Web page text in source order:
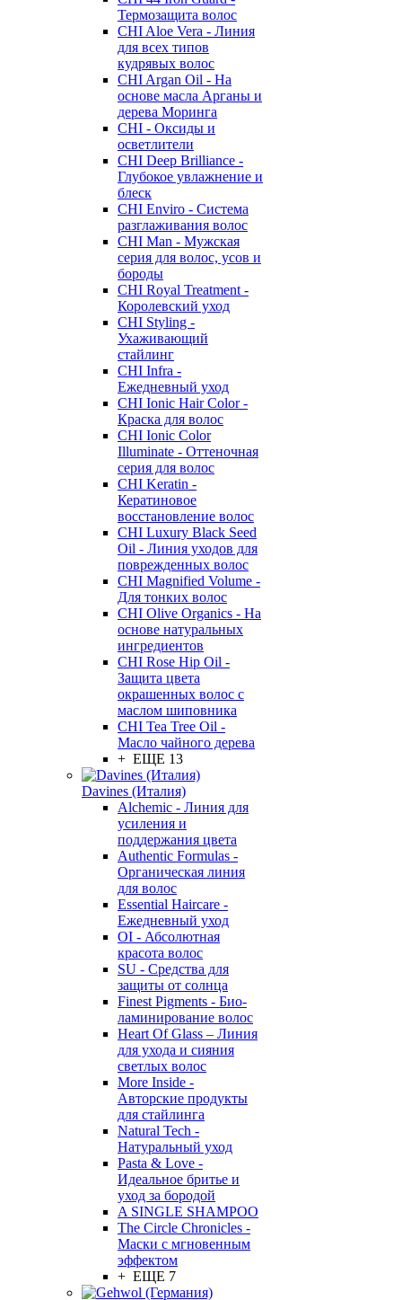
Термозащита волос
CHI Aloe Vera - Линия
для всех типов
кудрявых волос
CHI Argan Oil - На
основе масла Арганы и
дерева Моринга
CHI - Оксиды и
осветлители
CHI Deep Brilliance -
Глубокое увлажнение и
блеск
CHI Enviro - Система
разглаживания волос
CHI Man - Мужская
серия для волос, усов и
бороды
CHI Royal Treatment -
Королевский уход
CHI Styling -
Ухаживающий
стайлинг
CHI Infra -
Ежедневный уход
CHI Ionic Hair Color -
Краска для волос
CHI Ionic Color
Illuminate - Оттеночная
серия для волос
CHI Keratin -
Кератиновое
восстановление волос
CHI Luxury Black Seed
Oil - Линия уходов для
поврежденных волос
CHI Magnified Volume -
Для тонких волос
CHI Olive Organics - На
основе натуральных
ингредиентов
CHI Rose Hip Oil -
Защита цвета
окрашенных волос с
маслом шиповника
CHI Tea Tree Oil -
Масло чайного дерева
+ ЕЩЕ 13
Davines (Италия)
Alchemic - Линия для
усиления и
поддержания цвета
Authentic Formulas -
Органическая линия
для волос
Essential Haircare -
Eжедневный уход
OI - Абсолютная
красота волос
SU - Средства для
защиты от солнца
Finest Pigments - Био-
ламинирование волос
Heart Of Glass – Линия
для ухода и сияния
светлых волос
More Inside -
Авторские продукты
для стайлинга
Natural Tech -
Натуральный уход
Pasta & Love -
Идеальное бритье и
уход за бородой
A SINGLE SHAMPOO
The Circle Chronicles -
Маски с мгновенным
эффектом
+ ЕЩЕ 7